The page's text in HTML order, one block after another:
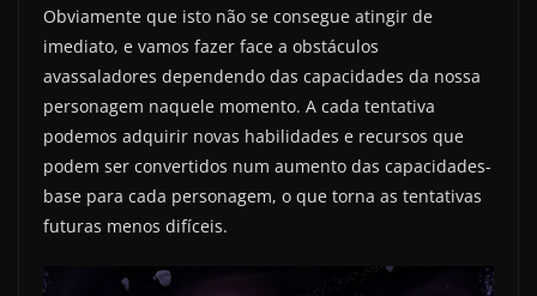
Obviamente que isto não se consegue atingir de
imediato, e vamos fazer face a obstáculos
avassaladores dependendo das capacidades da nossa
personagem naquele momento. A cada tentativa
podemos adquirir novas habilidades e recursos que
podem ser convertidos num aumento das capacidades-
base para cada personagem, o que torna as tentativas
futuras menos difíceis.